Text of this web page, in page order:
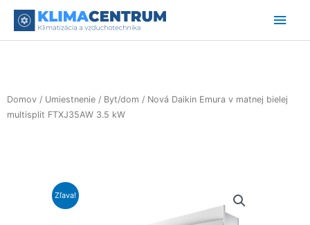
Domov / Umiestnenie / Byt/dom / Nová Daikin Emura v matnej bielej
multisplit FTXJ35AW 3.5 kW
Zľava!